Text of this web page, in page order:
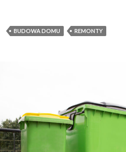
BUDOWA DOMU REMONTY